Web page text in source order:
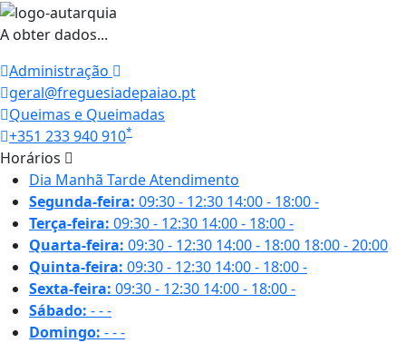
A obter dados...
Administração
geral@freguesiadepaiao.pt
Queimas e Queimadas
+351 233 940 910*
Horários
Dia Manhã TardeAtendimento
Segunda-feira: 09:30 - 12:30 14:00 - 18:00-
Terça-feira: 09:30 - 12:30 14:00 - 18:00-
Quarta-feira: 09:30 - 12:30 14:00 - 18:00 18:00 - 20:00
Quinta-feira: 09:30 - 12:30 14:00 - 18:00-
Sexta-feira: 09:30 - 12:30 14:00 - 18:00-
Sábado: ---
Domingo: ---